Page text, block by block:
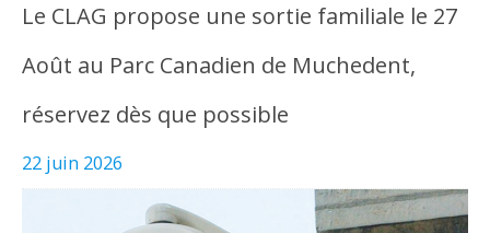
Le CLAG propose une sortie familiale le 27
Août au Parc Canadien de Muchedent,
réservez dès que possible
22 juin 2026